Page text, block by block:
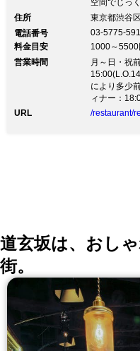
空間でじっ
長も務める
氏が神宮前
リルで焼き
で取り上げ
仕上げるも
を使わず卵
菜は有機野
住所
東京都渋谷
電話番号
03-5775-
料金目安
1000～5500
営業時間
月～日・祝
により多少
ィナー：
理進行や混
URL /restaurant/
道玄坂は、おし
街。